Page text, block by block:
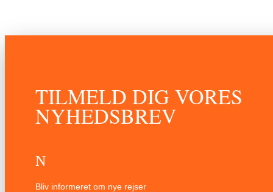
TILMELD DIG VORES
NYHEDSBREV
N
Bliv informeret om nye rejser